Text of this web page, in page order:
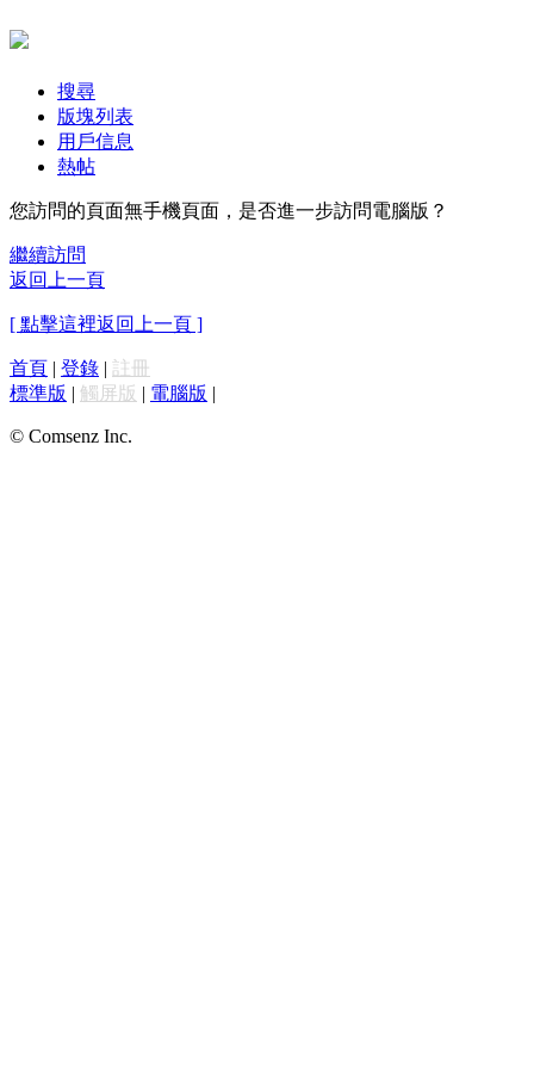
搜尋
版塊列表
用戶信息
熱帖
您訪問的頁面無手機頁面，是否進一步訪問電腦版？
繼續訪問
返回上一頁
[ 點擊這裡返回上一頁 ]
首頁 | 登錄 | 註冊
標準版 | 觸屏版 | 電腦版 |
© Comsenz Inc.